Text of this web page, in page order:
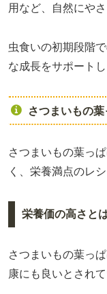
用など、自然にや
虫食いの初期段階
な成長をサポートし
さつまいもの
さつまいもの葉っ
く、栄養満点のレ
栄養価の高さと
さつまいもの葉っ
康にも良いとされて